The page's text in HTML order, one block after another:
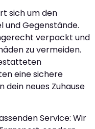
sich um den
und Gegenstände.
verpackt und
zu vermeiden.
eine sichere
dein neues Zuhause
Service: Wir